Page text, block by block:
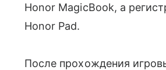
Honor MagicBook, а
Honor Pad.
После прохождения